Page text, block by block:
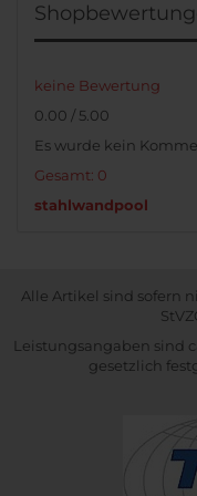
keine Bewertung
0.00 / 5.00
Es wurde kein
Gesamt: 0
stahlwandpool
Alle Artikel sind sofern
Leistungsangaben sind
gesetzlich